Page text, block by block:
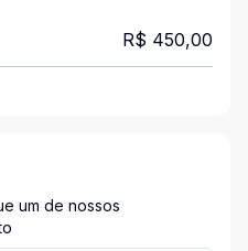
R$ 450,00
um de nossos